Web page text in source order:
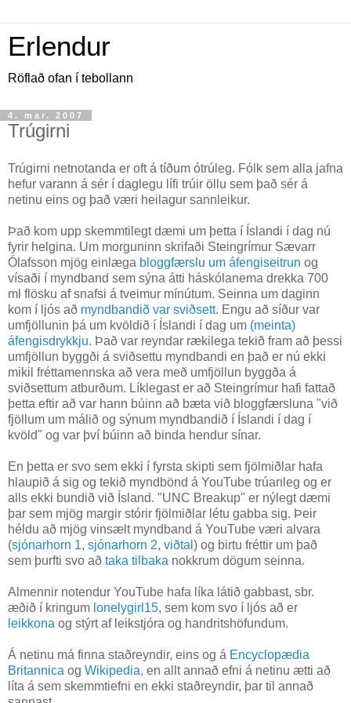
Erlendur
Röflað ofan í tebollann
4. mar. 2007
Trúgirni
Trúgirni netnotanda er oft á tíðum ótrúleg. Fólk sem alla jafna
hefur varann á sér í daglegu lífi trúir öllu sem það sér á
netinu eins og það væri heilagur sannleikur.
Það kom upp skemmtilegt dæmi um þetta í Íslandi í dag nú
fyrir helgina. Um morguninn skrifaði Steingrímur Sævarr
Ólafsson mjög einlæga bloggfærslu um áfengiseitrun og
vísaði í myndband sem sýna átti háskólanema drekka 700
ml flösku af snafsi á tveimur mínútum. Seinna um daginn
kom í ljós að myndbandið var sviðsett. Engu að síður var
umfjöllunin þá um kvöldið í Íslandi í dag um (meinta)
áfengisdrykkju. Það var reyndar rækilega tekið fram að þessi
umfjöllun byggði á sviðsettu myndbandi en það er nú ekki
mikil fréttamennska að vera með umfjöllun byggða á
sviðsettum atburðum. Líklegast er að Steingrímur hafi fattað
þetta eftir að var hann búinn að bæta við bloggfærsluna "við
fjöllum um málið og sýnum myndbandið í Íslandi í dag í
kvöld" og var því búinn að binda hendur sínar.
En þetta er svo sem ekki í fyrsta skipti sem fjölmiðlar hafa
hlaupið á sig og tekið myndbönd á YouTube trúanleg og er
alls ekki bundið við Ísland. "UNC Breakup" er nýlegt dæmi
þar sem mjög margir stórir fjölmiðlar létu gabba sig. Þeir
héldu að mjög vinsælt myndband á YouTube væri alvara
(sjónarhorn 1, sjónarhorn 2, viðtal ) og birtu fréttir um það
sem þurfti svo að taka tilbaka nokkrum dögum seinna.
Almennir notendur YouTube hafa líka látið gabbast, sbr.
æðið í kringum lonelygirl15, sem kom svo í ljós að er
leikkona og stýrt af leikstjóra og handritshöfundum.
Á netinu má finna staðreyndir, eins og á Encyclopædia
Britannica og Wikipedia, en allt annað efni á netinu ætti að
líta á sem skemmtiefni en ekki staðreyndir, þar til annað